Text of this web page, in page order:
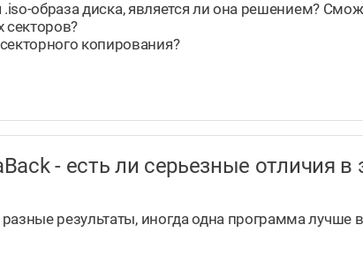
образа диска, является ли она решением?
копирования?
- есть ли серьезные отличия
результаты, иногда одна программа лучше